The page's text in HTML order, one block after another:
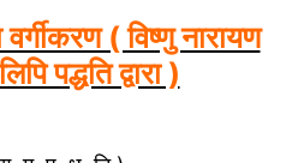
( विष्णु नारायण
पद्धति द्वारा )